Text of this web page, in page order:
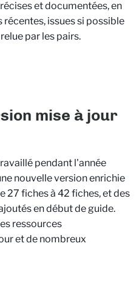
et documentées, en
récentes, issues si possible
par les pairs.
mise à jour
pendant l'année
nouvelle version enrichie
27 fiches à 42 fiches, et des
en début de guide.
ressources
et de nombreux